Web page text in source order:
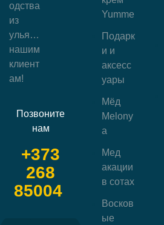
Yumme
Подарк
и и
аксесс
уары
Мёд
Melony
a
Мед
акации
в сотах
Восков
ые
одства
из
улья…
нашим
клиент
ам!
Позвоните
нам
+373
268
85004